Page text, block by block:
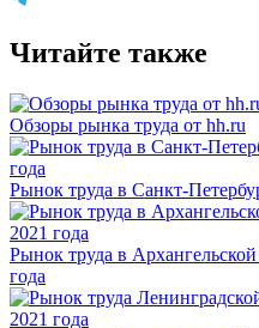
Читайте также
Обзоры рынка труда от hh.ru
Рынок труда в Санкт-
Рынок труда в
года